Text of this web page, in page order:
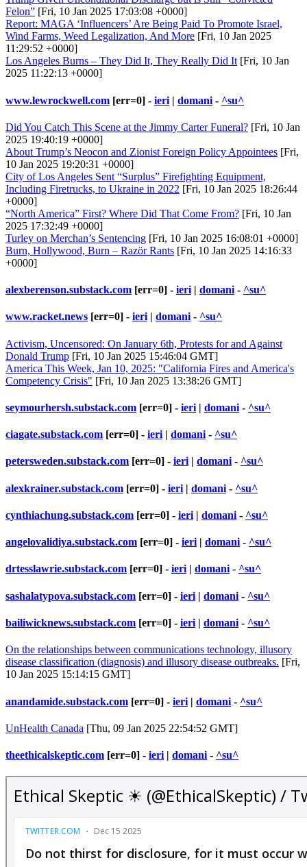
Felon” [Fri, 10 Jan 2025 17:03:08 +0000]
Report: MAGA ‘Influencers’ Are Being Paid To Promote Israel,
Wind Farms, Weed Legalization, And More [Fri, 10 Jan 2025
11:29:52 +0000]
Los Angeles Burns – They Did It, They Really Did It [Fri, 10 Jan
2025 11:22:13 +0000]
www.lewrockwell.com [err=0] - ieri | domani - ^su^
Did You Catch This Scene at the Jimmy Carter Funeral? [Fri, 10 Jan
2025 19:40:19 +0000]
About Trump’s Neocon and Zionist Foreign Policy Appointees [Fri,
10 Jan 2025 19:20:31 +0000]
City of Los Angeles Sent “Surplus” Firefighting Equipment,
Including Firetrucks, to Ukraine in 2022 [Fri, 10 Jan 2025 18:26:44
+0000]
“North America” First? Where Did That Come From? [Fri, 10 Jan
2025 17:32:49 +0000]
Turley on Merchan’s Sentencing [Fri, 10 Jan 2025 16:08:01 +0000]
Burn, Hollywood, Burn – Razör Rants [Fri, 10 Jan 2025 14:16:33
+0000]
alexberenson.substack.com [err=0] - ieri | domani - ^su^
www.racket.news [err=0] - ieri | domani - ^su^
Activism, Uncensored: On January 6th, Protests for and Against
Donald Trump [Fri, 10 Jan 2025 15:46:04 GMT]
America This Week, Jan 10, 2025: "California Fires and America's
Competency Crisis" [Fri, 10 Jan 2025 13:38:26 GMT]
seymourhersh.substack.com [err=0] - ieri | domani - ^su^
ciagate.substack.com [err=0] - ieri | domani - ^su^
petersweden.substack.com [err=0] - ieri | domani - ^su^
alexkrainer.substack.com [err=0] - ieri | domani - ^su^
cynthiachung.substack.com [err=0] - ieri | domani - ^su^
angelovalidiya.substack.com [err=0] - ieri | domani - ^su^
drtesslawrie.substack.com [err=0] - ieri| domani- ^su^
sashalatypova.substack.com [err=0] - ieri | domani - ^su^
bailiwicknews.substack.com [err=0] - ieri | domani - ^su^
On the relationships between communications technology, illusory
disease classification (diagnosis) and illusory disease outbreaks. [Fri,
10 Jan 2025 15:14:15 GMT]
anandamide.substack.com [err=0] - ieri | domani - ^su^
UnHealth Canada [Thu, 09 Jan 2025 22:54:52 GMT]
theethicalskeptic.com [err=0] - ieri | domani - ^su^